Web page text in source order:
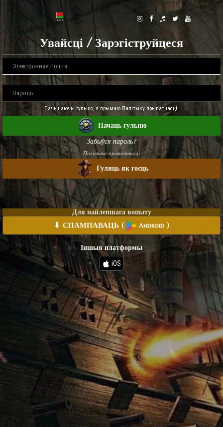
Увайсці / Зарэгіструйцеся
Пачынаючы гульню, я прымаю Палітыку прыватнасці.
Пачаць гульню
Забыўся пароль?
Палітыка прыватнасці
Гуляць як госць
Для найлепшага вопыту
⬇ СПАМПАВАЦЬ ( Android )
Іншыя платформы
iOS